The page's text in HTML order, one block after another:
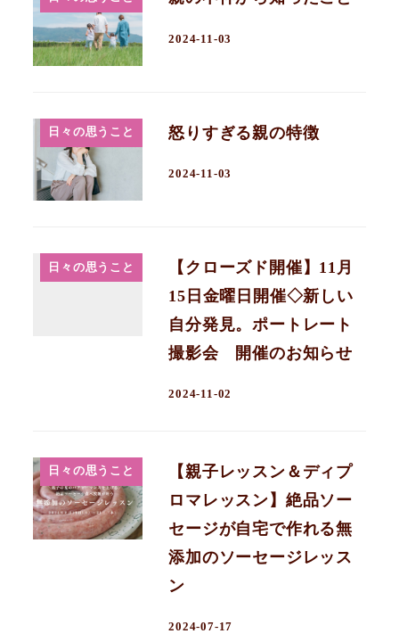
2024-11-03
日々の思うこと 怒りすぎる親の特徴
2024-11-03
日々の思うこと
【クローズド開催】11月
15日金曜日開催◇新しい
自分発見。ポートレート
撮影会 開催のお知らせ
2024-11-02
日々の思うこと
【親子レッスン＆ディプ
ロマレッスン】絶品ソー
セージが自宅で作れる無
添加のソーセージレッス
ン
2024-07-17